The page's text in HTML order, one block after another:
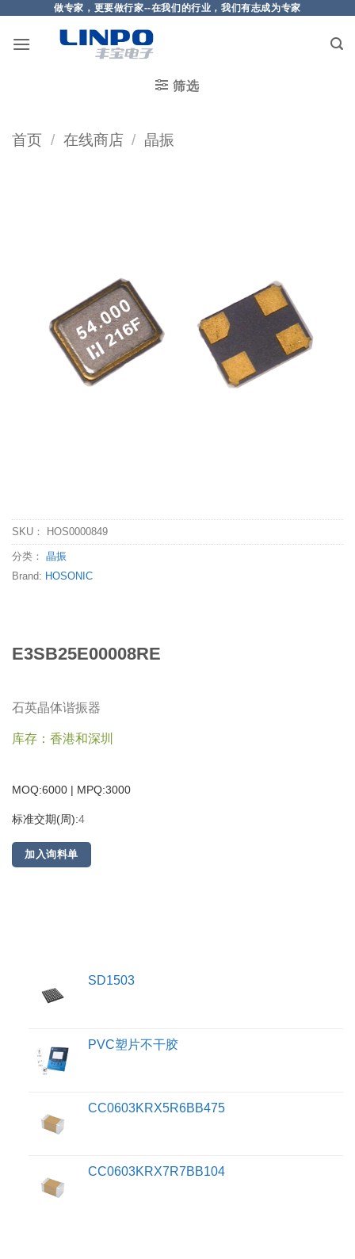
做专家，更要做行家--在我们的行业，我们有志成为专家
筛选
首页 / 在线商店 / 晶振
SKU： HOS0000849
分类： 晶振
Brand: HOSONIC
E3SB25E00008RE
石英晶体谐振器
库存：香港和深圳
MOQ:6000 | MPQ:3000
标准交期(周):4
加入询料单
SD1503
PVC塑片不干胶
CC0603KRX5R6BB475
CC0603KRX7R7BB104